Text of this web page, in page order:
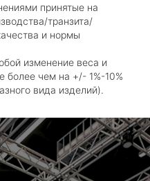
принятые на
транзита/
и нормы
изменение веса и
более чем на +/- 1%-10%
вида изделий).